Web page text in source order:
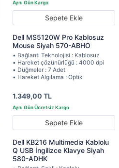
Sepete Ekle
Dell MS5120W Pro Kablosuz
Mouse Siyah 570-ABHO
• Bağlantı Teknolojisi : Kablosuz
• Hareket çözünürlüğü : 4000 dpi
• Düğmeler : 7 Adet
• Hareket Algılama : Optik
1.349,00 TL
Sepete Ekle
Dell KB216 Multimedia Kablolu
Q USB İngilizce Klavye Siyah
580-ADHK